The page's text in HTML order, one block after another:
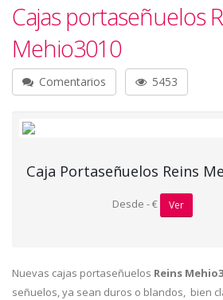
Cajas portaseñuelos
Mehio3010
Comentarios 5453
Caja Portaseñuelos Reins
Desde - € Ver
Nuevas cajas portaseñuelos Reins
señuelos, ya sean duros o blandos, bien